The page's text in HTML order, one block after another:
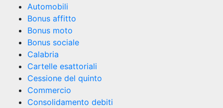
Automobili
Bonus affitto
Bonus moto
Bonus sociale
Calabria
Cartelle esattoriali
Cessione del quinto
Commercio
Consolidamento debiti